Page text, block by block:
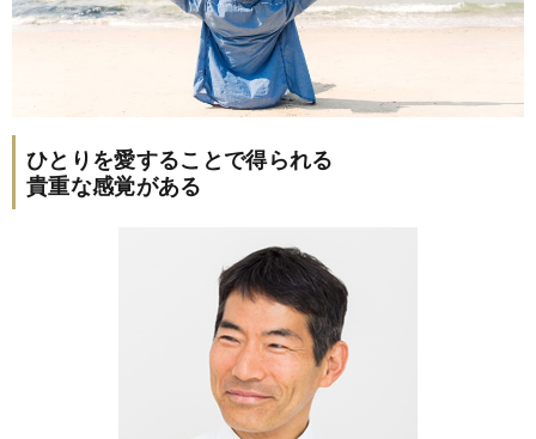
ひとりを愛することで得られる
貴重な感覚がある